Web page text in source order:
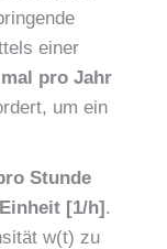
einer
pro Jahr
um ein
Stunde
[1/h].
w(t) zu